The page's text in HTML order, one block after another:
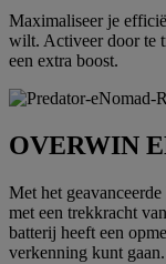
Maximaliseer je
wilt. Activeer door te
een extra boost.
OVERWIN
Met het
met een trekkracht
batterij heeft een
verkenning kunt gaan.